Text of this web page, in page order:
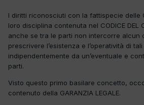
I diritti riconosciuti con la fattispecie delle
loro disciplina contenuta nel CODICE DEL
anche se tra le parti non intercorre alcun
prescrivere l’esistenza e l’operatività di
indipendentemente da un’eventuale e
parti.
Visto questo primo basilare concetto,
contenuto della GARANZIA LEGALE.